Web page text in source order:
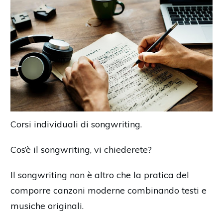
Corsi individuali di songwriting.
Cos’è il songwriting, vi chiederete?
Il songwriting non è altro che la pratica del
comporre canzoni moderne combinando testi e
musiche originali.